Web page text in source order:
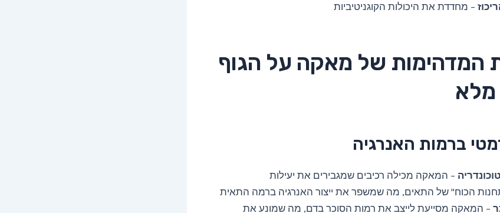
– מחדדת את היכולות הקוגניטיביות
המדהימות של מאקה על הגוף
מלא
– המאקה מכילה רכיבים שמגבירים את יעילות
הכוח" של התאים, מה שמשפר את ייצור האנרגיה ברמה התאית
– המאקה מסייעת לייצב את רמות הסוכר בדם, מה שמונע את